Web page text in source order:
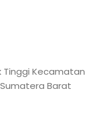
Kecamatan
Barat